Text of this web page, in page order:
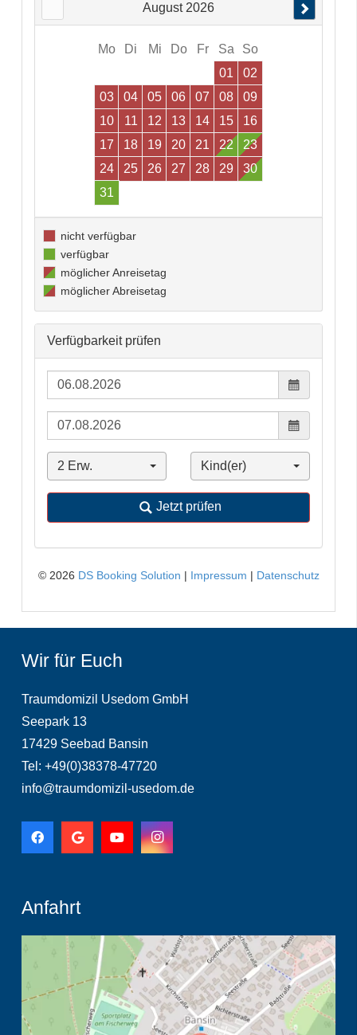
Wir für Euch
Traumdomizil Usedom GmbH
Seepark 13
17429 Seebad Bansin
Tel: +49(0)38378-47720
info@traumdomizil-usedom.de
Anfahrt